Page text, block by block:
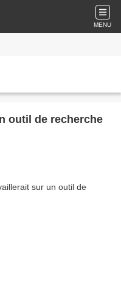
MENU
outil de recherche